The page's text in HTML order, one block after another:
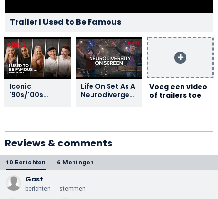
Trailer I Used to Be Famous
Iconic
'90s/'00s
Fades | I Used
To Be Famous
Life On Set As A
Neurodivergent
Voeg een video
of trailers toe
Reviews & comments
10 Berichten 6 Meningen
Gast
berichten stemmen